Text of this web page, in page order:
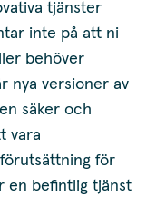
tjänster
inte på att ni
behöver
nya versioner av
säker och
vara
för
en befintlig tjänst